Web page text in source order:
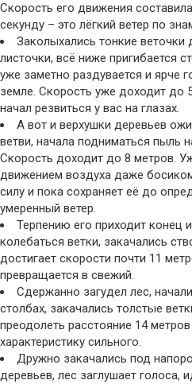
Скорость его движения
секунду – это лёгкий ветер по
Заколыхались тонкие веточки
листочки, всё ниже пригибается
уже заметно раздувается и ярче
земле. Скорость уже доходит до
начал резвиться у вас на глазах.
А вот и верхушки деревьев
ветви, начала подниматься пыль
Скорость доходит до 8 метров.
движением воздуха даже
силу и пока сохраняет её до
умеренный ветер.
Терпению его приходит конец
колебаться ветки, закачались
достигает скорости почти 11
превращается в свежий.
Сдержанно загудел лес,
столбах, закачались толстые
преодолеть расстояние 14
характеристику сильного.
Дружно закачались под
деревьев, лес заглушает голоса,